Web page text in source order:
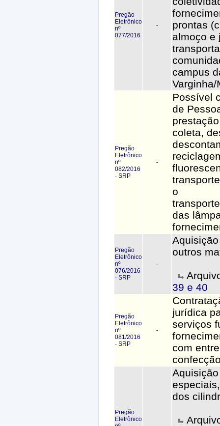
Pregão
Eletrônico
nº
077/2016
-
prontas
almoço e
campus
Varginha/
Pregão
Eletrônico
nº
082/2016
- SRP
-
Possível
de
coleta,
o
das
Pregão
Eletrônico
nº
076/2016
- SRP
-
outros
39 e 40
Pregão
Eletrônico
nº
081/2016
- SRP
-
jurídica
serviços
com
Pregão
Eletrônico
dos